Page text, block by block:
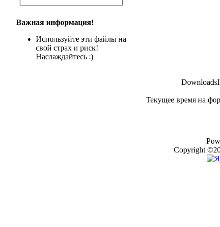
Важная информация!
Используйте эти файлы на
свой страх и риск!
Наслаждайтесь :)
Текущее время на
Copyright